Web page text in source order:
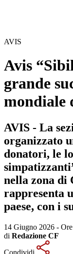
AVIS
Avis
grande
mondiale
AVIS - La
organizzato
donatori, le
nella zona di
rappresenta
paese, con i
14 Giugno 2026 -
di Redazione CF
Condividi